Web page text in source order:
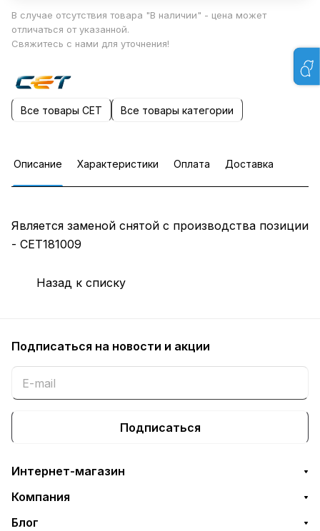
В случае отсутствия товара "В наличии" - цена может
отличаться от указанной.
Свяжитесь с нами для уточнения!
Все товары CET Все товары категории
Описание Характеристики Оплата Доставка
Является заменой снятой с производства позиции
- CET181009
Назад к списку
Подписаться на новости и акции
Подписаться
Интернет-магазин
Компания
Блог